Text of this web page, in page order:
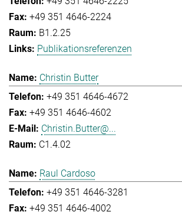
+49 351 4646-2224
B1.2.25
Publikationsreferenzen
Christin Butter
+49 351 4646-4672
+49 351 4646-4602
Christin.Butter@...
C1.4.02
Raul Cardoso
+49 351 4646-3281
+49 351 4646-4002